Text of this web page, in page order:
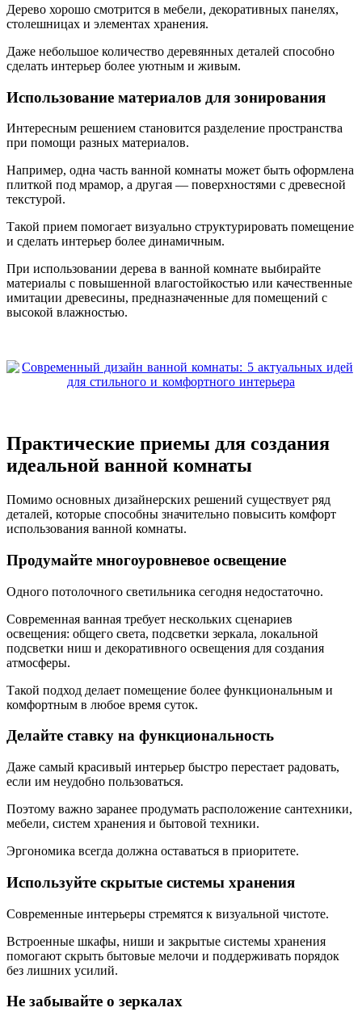
Дерево хорошо смотрится в мебели, декоративных панелях,
столешницах и элементах хранения.
Даже небольшое количество деревянных деталей способно
сделать интерьер более уютным и живым.
Использование материалов для зонирования
Интересным решением становится разделение пространства
при помощи разных материалов.
Например, одна часть ванной комнаты может быть оформлена
плиткой под мрамор, а другая — поверхностями с древесной
текстурой.
Такой прием помогает визуально структурировать помещение
и сделать интерьер более динамичным.
При использовании дерева в ванной комнате выбирайте
материалы с повышенной влагостойкостью или качественные
имитации древесины, предназначенные для помещений с
высокой влажностью.
Практические приемы для создания
идеальной ванной комнаты
Помимо основных дизайнерских решений существует ряд
деталей, которые способны значительно повысить комфорт
использования ванной комнаты.
Продумайте многоуровневое освещение
Одного потолочного светильника сегодня недостаточно.
Современная ванная требует нескольких сценариев
освещения: общего света, подсветки зеркала, локальной
подсветки ниш и декоративного освещения для создания
атмосферы.
Такой подход делает помещение более функциональным и
комфортным в любое время суток.
Делайте ставку на функциональность
Даже самый красивый интерьер быстро перестает радовать,
если им неудобно пользоваться.
Поэтому важно заранее продумать расположение сантехники,
мебели, систем хранения и бытовой техники.
Эргономика всегда должна оставаться в приоритете.
Используйте скрытые системы хранения
Современные интерьеры стремятся к визуальной чистоте.
Встроенные шкафы, ниши и закрытые системы хранения
помогают скрыть бытовые мелочи и поддерживать порядок
без лишних усилий.
Не забывайте о зеркалах